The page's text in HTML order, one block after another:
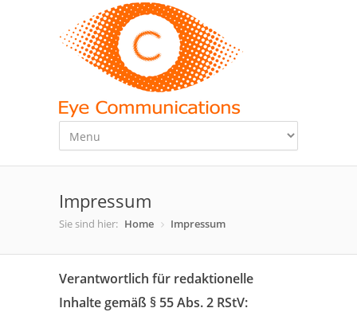
Impressum
Sie sind hier: Home Impressum
Verantwortlich für redaktionelle
Inhalte gemäß § 55 Abs. 2 RStV: